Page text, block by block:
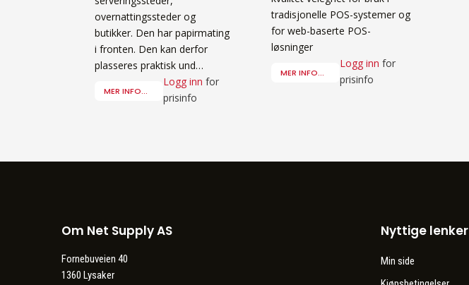
overnattingssteder og
butikker. Den har papirmating
i fronten. Den kan derfor
plasseres praktisk und…
MER INFO...
Logg inn for
prisinfo
tradisjonelle POS-systemer og
for web-baserte POS-
løsninger
MER INFO...
Logg inn for
prisinfo
Om Net Supply AS
Fornebuveien 40
1360 Lysaker
Nyttige lenker
Min side